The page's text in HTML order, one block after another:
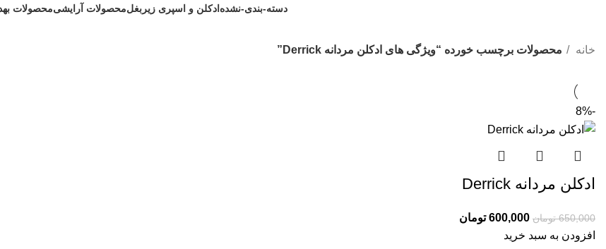
دسته-بندی-نشده ادکلن و اسپری زیربغلمحصولات آرایشیمحصولات
خانه محصولات برچسب خورده “ویژگی های ادكلن مردانه Derrick”
-8%
ادكلن مردانه Derrick
650,000 تومان 600,000 تومان
افزودن به سبد خرید